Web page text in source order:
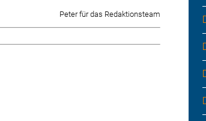
Peter für das Redaktionsteam